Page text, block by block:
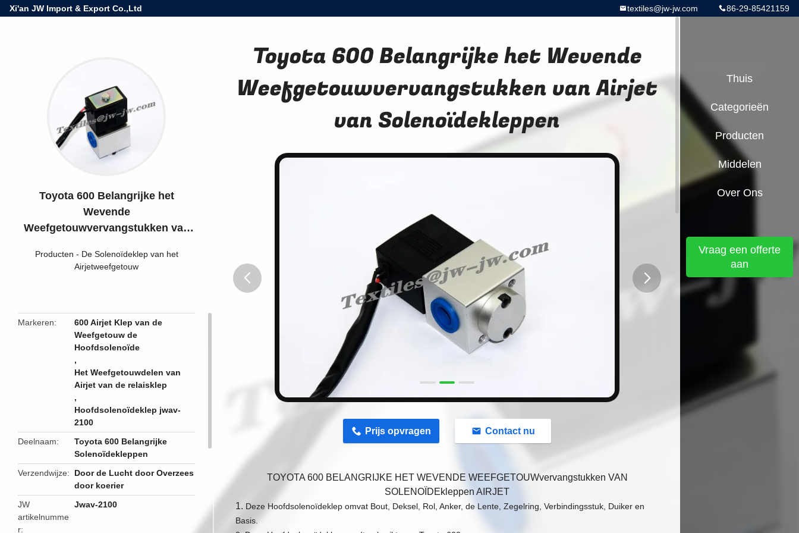
Xi'an JW Import & Export Co.,Ltd 86-29-85421159
textiles@jw-jw.com
Toyota 600 Belangrijke het
Wevende
Weefgetouwvervangstukken van
Producten - De Solenoïdeklep van het
Airjetweefgetouw
Markeren
600 Airjet Klep van de
Weefgetouw de
Hoofdsolenoïde
,
Het Weefgetouwdelen van
Airjet van de relaisklep
,
Hoofdsolenoïdeklep jwav-
2100
Deelnaam
Toyota 600 Belangrijke
Solenoïdekleppen
Verzendwijze
Door de Lucht door Overzees
door koerier
JW
artikelnumme
r
Jwav-2100
Toyota 600 Belangrijke het Wevende
Weefgetouwvervangstukken van Airjet
van Solenoïdekleppen
Prijs opvragen Contact nu
TOYOTA 600 BELANGRIJKE HET WEVENDE WEEFGETOUWvervangstukken VAN
SOLENOÏDEkleppen AIRJET
1. Deze Hoofdsolenoïdeklep omvat Bout, Deksel, Rol, Anker, de Lente, Zegelring, Verbindingsstuk, Duiker en
Basis.
Thuis
Categorieën
Producten
Middelen
Over Ons
Vraag een offerte
aan